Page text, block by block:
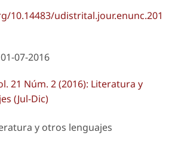
10.14483/udistrital.jour.enunc.201
01-07-2016
21 Núm. 2 (2016): Literatura y
(Jul-Dic)
y otros lenguajes